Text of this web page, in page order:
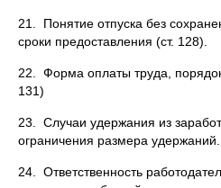
21. Понятие отпуска без
сроки предоставления (ст. 128).
22. Форма оплаты труда,
131)
23. Случаи удержания из
ограничения размера удержаний.
24. Ответственность